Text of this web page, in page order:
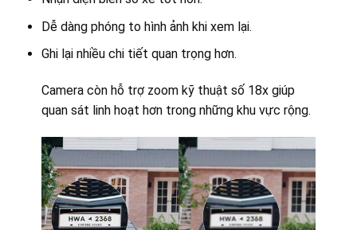
Dễ dàng phóng to hình ảnh khi xem lại.
Ghi lại nhiều chi tiết quan trọng hơn.
Camera còn hỗ trợ zoom kỹ thuật số 18x giúp
quan sát linh hoạt hơn trong những khu vực rộng.